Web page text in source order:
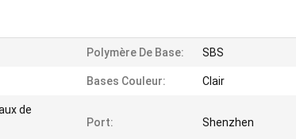
Polymère De Base: SBS
Bases Couleur: Clair
de
Port: Shenzhen